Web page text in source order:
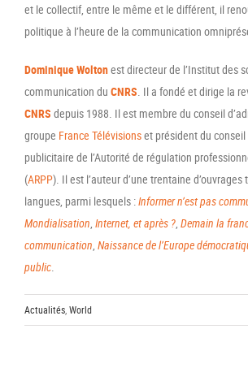
et le collectif, entre le même et le différent, il
politique à l’heure de la communication
Dominique Woltonest directeur de l’Institut des
communication du CNRS. Il a fondé et dirige la
CNRS depuis 1988. Il est membre du conseil
groupe France Télévisionset président du conseil
publicitaire de l’Autorité de régulation
(ARPP). Il est l’auteur d’une trentaine
langues, parmi lesquels :Informer n’est pas
Mondialisation, Internet, et après ?, Demain la
communication, Naissance de l’Europe
public.
Actualités World